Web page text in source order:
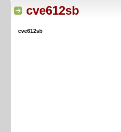
cve612sb
cve612sb